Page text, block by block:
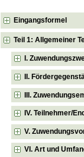
Eingangsformel
Teil 1: Allgemeiner
I.
II.
III.
IV. Teilnehmer/
V.
VI. Art und